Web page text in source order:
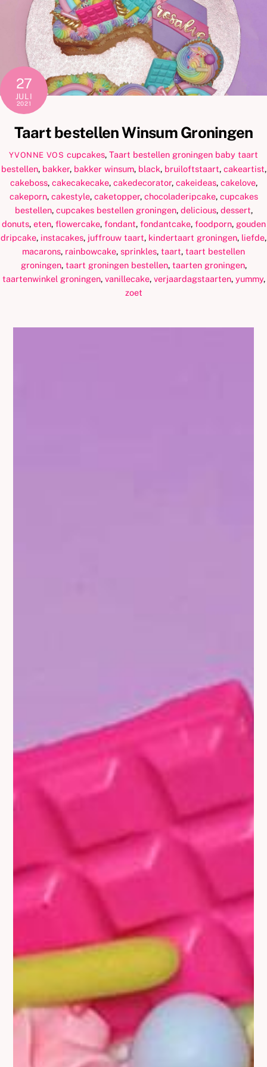
27
JULI
2021
Taart bestellen Winsum Groningen
YVONNE VOS cupcakes, Taart bestellen groningen baby taart
bestellen, bakker, bakker winsum, black, bruiloftstaart, cakeartist,
cakeboss, cakecakecake, cakedecorator, cakeideas, cakelove,
cakeporn, cakestyle, caketopper, chocoladeripcake, cupcakes
bestellen, cupcakes bestellen groningen, delicious, dessert,
donuts, eten, flowercake, fondant, fondantcake, foodporn, gouden
dripcake, instacakes, juffrouw taart, kindertaart groningen, liefde,
macarons, rainbowcake, sprinkles, taart, taart bestellen
groningen, taart groningen bestellen, taarten groningen,
taartenwinkel groningen, vanillecake, verjaardagstaarten, yummy,
zoet